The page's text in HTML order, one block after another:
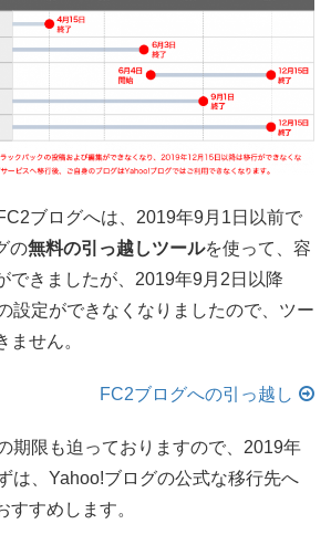
ブログへは、2019年9月1日以前で
の無料の引っ越しツールを使って、容
できましたが、2019年9月2日以降
設定ができなくなりましたので、ツー
ません。
FC2ブログへの引っ越し
期限も迫っておりますので、2019年
は、Yahoo!ブログの公式な移行先へ
すすめします。